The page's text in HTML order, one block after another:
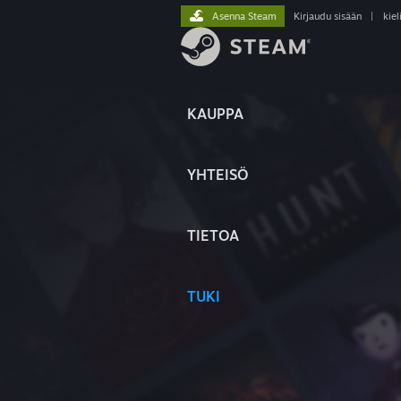
KAUPPA
YHTEISÖ
TIETOA
TUKI
Asenna Steam Kirjaudu sisään kieli